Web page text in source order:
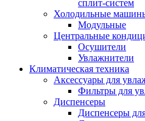
сплит-систем
Холодильные
Модульные
Центральные
Осушители
Увлажнители
Климатическая техника
Аксессуары для
Фильтры для
Диспенсеры
Диспенсеры